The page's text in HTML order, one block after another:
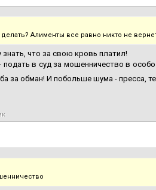
Алименты все равно никто не
что за свою кровь платил!
в суд за мошенничество в
за обман! И побольше шума - пресса,